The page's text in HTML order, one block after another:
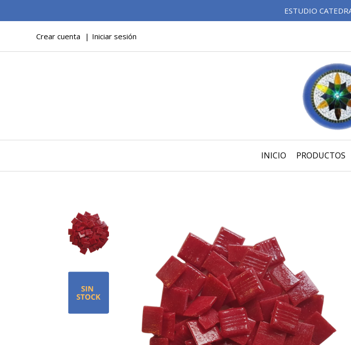
ESTUDIO
Crear cuenta Iniciar sesión
INICIO PRODUCTOS